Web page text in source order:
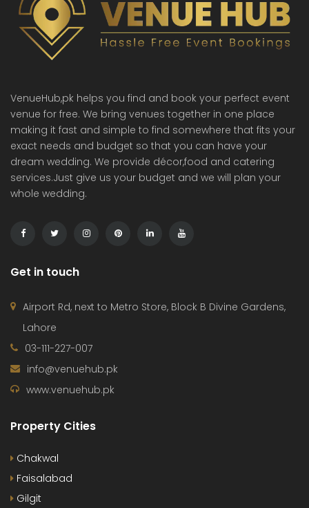
VenueHub,pk helps you find and book your perfect event
venue for free. We bring venues together in one place
making it fast and simple to find somewhere that fits your
exact needs and budget so that you can have your
dream wedding. We provide décor,food and catering
services.Just give us your budget and we will plan your
whole wedding.
Get in touch
Airport Rd, next to Metro Store, Block B Divine Gardens,
Lahore
03-111-227-007
info@venuehub.pk
www.venuehub.pk
Property Cities
Chakwal
Faisalabad
Gilgit